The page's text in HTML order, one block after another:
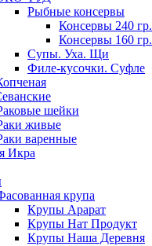
Рыбные консервы
Консервы 240 гр.
Консервы 160 гр.
Супы. Уха. Щи
Филе-кусочки. Суфле
шейки
живые
варенные
Икра
крупа
Крупы Арарат
Крупы Нат Продукт
Крупы Наша Деревня